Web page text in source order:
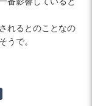
れるとのことなの
うで。